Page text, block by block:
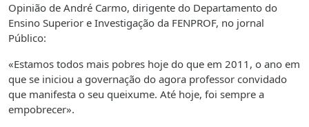
Opinião de André Carmo, dirigente do Departamento do
Ensino Superior e Investigação da FENPROF, no jornal
Público:
«Estamos todos mais pobres hoje do que em 2011, o ano em
que se iniciou a governação do agora professor convidado
que manifesta o seu queixume. Até hoje, foi sempre a
empobrecer».